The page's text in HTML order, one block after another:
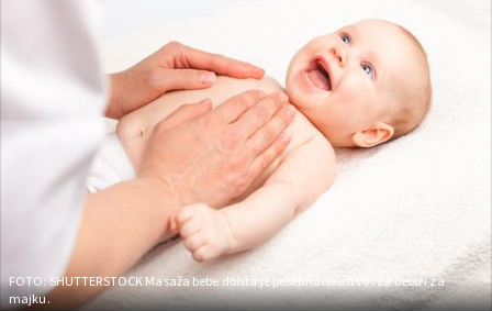
FOTO: SHUTTERSTOCK Masaža bebe doista je posebno iskustvo i za bebu i za
majku.